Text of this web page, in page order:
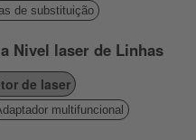
de substituição
Nivel laser de Linhas
de laser
multifuncional